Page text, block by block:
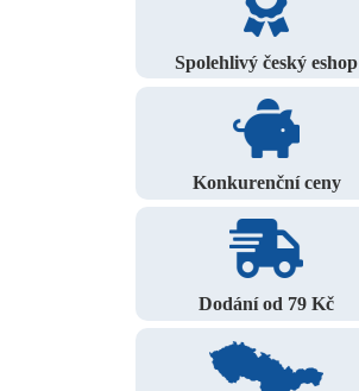
Spolehlivý český eshop
Konkurenční ceny
Dodání od 79 Kč